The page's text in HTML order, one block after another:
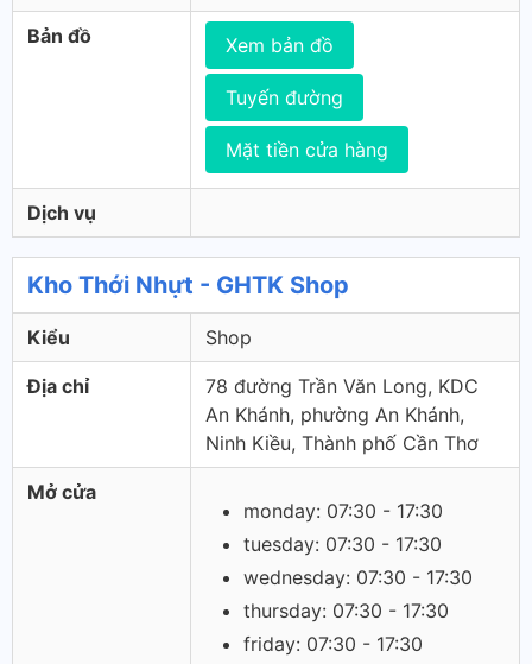
Bản đồ Xem bản đồ
Tuyến đường
Mặt tiền cửa hàng
Dịch vụ
Kho Thới Nhựt - GHTK Shop
Kiểu Shop
Địa chỉ
78 đường Trần Văn Long, KDC
An Khánh, phường An Khánh,
Ninh Kiều, Thành phố Cần Thơ
Mở cửa
monday: 07:30 - 17:30
tuesday: 07:30 - 17:30
wednesday: 07:30 - 17:30
thursday: 07:30 - 17:30
friday: 07:30 - 17:30